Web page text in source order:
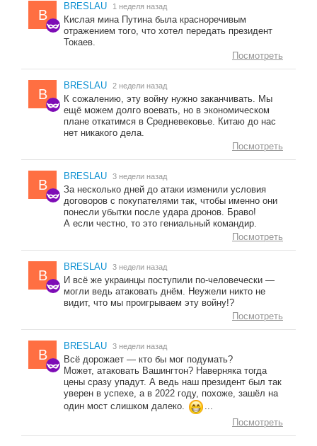
B
BRESLAU 1 неделя назад
Кислая мина Путина была красноречивым
отражением того, что хотел передать президент
Токаев.
Посмотреть
B
BRESLAU 2 недели назад
К сожалению, эту войну нужно заканчивать. Мы
ещё можем долго воевать, но в экономическом
плане откатимся в Средневековье. Китаю до нас
нет никакого дела.
Посмотреть
B
BRESLAU 3 недели назад
За несколько дней до атаки изменили условия
договоров с покупателями так, чтобы именно они
понесли убытки после удара дронов. Браво!
А если честно, то это гениальный командир.
Посмотреть
B
BRESLAU 3 недели назад
И всё же украинцы поступили по-человечески —
могли ведь атаковать днём. Неужели никто не
видит, что мы проигрываем эту войну!?
Посмотреть
B
BRESLAU 3 недели назад
Всё дорожает — кто бы мог подумать?
Может, атаковать Вашингтон? Наверняка тогда
цены сразу упадут. А ведь наш президент был так
уверен в успехе, а в 2022 году, похоже, зашёл на
один мост слишком далеко.
...
Посмотреть